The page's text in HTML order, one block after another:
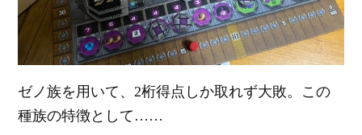
ゼノ族を用いて、2桁得点しか取れず大敗。この
種族の特徴として……